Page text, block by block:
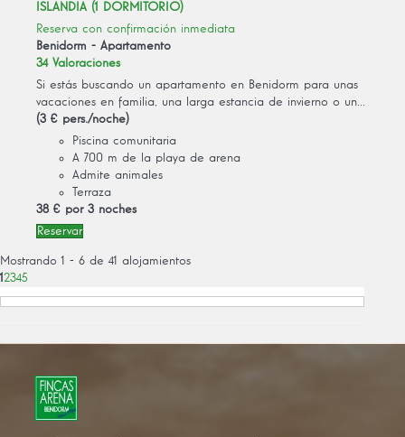
ISLANDIA (1 DORMITORIO)
Reserva con confirmación inmediata
Benidorm - Apartamento
34 Valoraciones
Si estás buscando un apartamento en Benidorm para unas
vacaciones en familia, una larga estancia de invierno o un...
(3 € pers./noche)
Piscina comunitaria
A 700 m de la playa de arena
Admite animales
Terraza
38 € por 3 noches
Reservar
Mostrando 1 - 6 de 41 alojamientos
12345